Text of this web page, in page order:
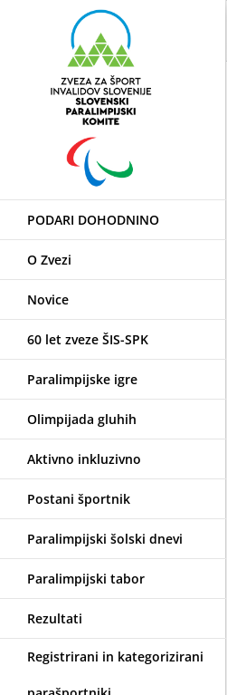
PODARI DOHODNINO
O Zvezi
Novice
60 let zveze ŠIS-SPK
Paralimpijske igre
Olimpijada gluhih
Aktivno inkluzivno
Postani športnik
Paralimpijski šolski dnevi
Paralimpijski tabor
Rezultati
Registrirani in kategorizirani